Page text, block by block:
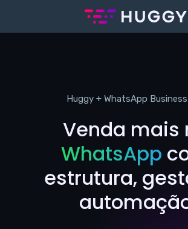
Huggy + WhatsApp
Venda mais
WhatsApp
estrutura,